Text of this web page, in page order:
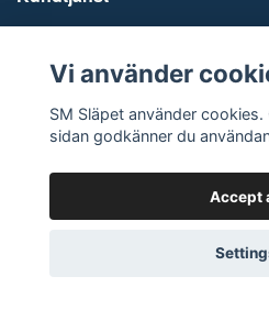
Social Media
© 2026 SM
Vi använder
SM Släpet använder
sidan godkänner du
Accept